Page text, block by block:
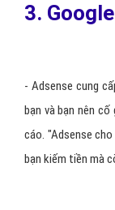
3.
- Adsense cung
bạn và bạn nên
cáo. "Adsense
bạn kiếm tiền mà